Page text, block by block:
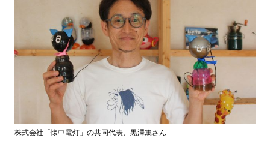
株式会社「懐中電灯」の共同代表、黒澤篤さん